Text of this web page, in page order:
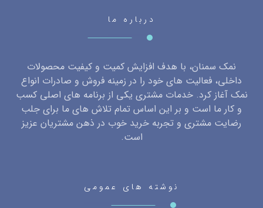
درباره ما
نمک سمنان، با هدف افزایش کمیت و کیفیت محصولات
داخلی، فعالیت های خود را در زمینه فروش و صادرات انواع
نمک آغاز کرد. خدمات مشتری یکی از برنامه های اصلی کسب
و کار ما است و بر این اساس تمام تلاش های ما برای جلب
رضایت مشتری و تجربه خرید خوب در ذهن مشتریان عزیز
است.
نوشته های عمومی